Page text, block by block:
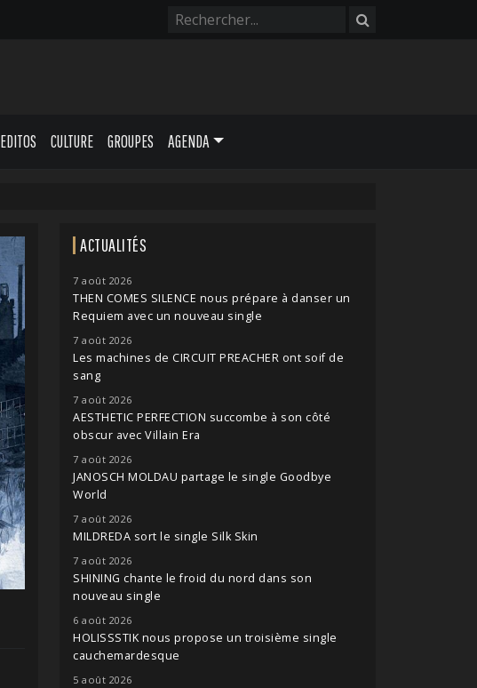
EDITOS CULTURE GROUPES AGENDA
ACTUALITÉS
7 août 2026
THEN COMES SILENCE nous prépare à danser un
Requiem avec un nouveau single
7 août 2026
Les machines de CIRCUIT PREACHER ont soif de
sang
7 août 2026
AESTHETIC PERFECTION succombe à son côté
obscur avec Villain Era
7 août 2026
JANOSCH MOLDAU partage le single Goodbye
World
7 août 2026
MILDREDA sort le single Silk Skin
7 août 2026
SHINING chante le froid du nord dans son
nouveau single
6 août 2026
HOLISSSTIK nous propose un troisième single
cauchemardesque
5 août 2026